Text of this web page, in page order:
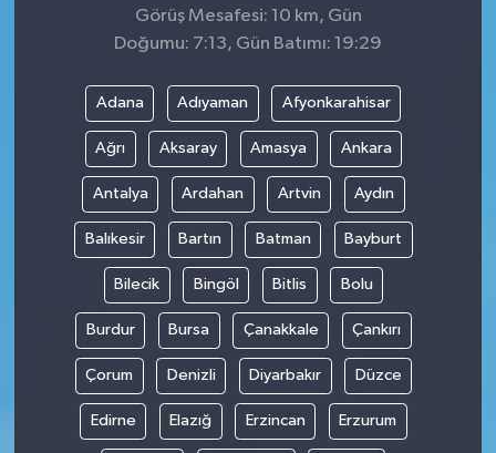
Görüş Mesafesi: 10 km, Gün
Doğumu: 7:13, Gün Batımı: 19:29
Adana Adıyaman Afyonkarahisar
Ağrı Aksaray Amasya Ankara
Antalya Ardahan Artvin Aydın
Balıkesir Bartın Batman Bayburt
Bilecik Bingöl Bitlis Bolu
Burdur Bursa Çanakkale Çankırı
Çorum Denizli Diyarbakır Düzce
Edirne Elazığ Erzincan Erzurum